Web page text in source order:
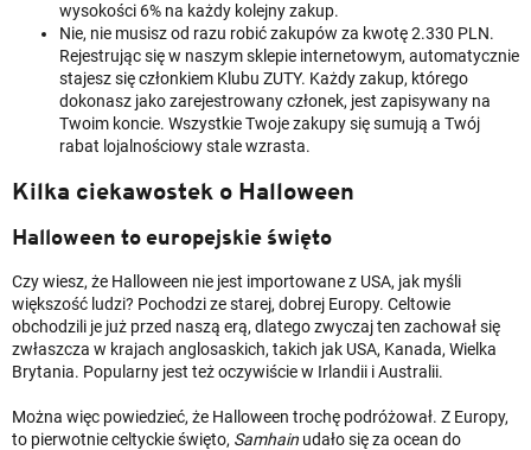
wysokości 6% na każdy kolejny zakup.
Nie, nie musisz od razu robić zakupów za kwotę 2.330 PLN.
Rejestrując się w naszym sklepie internetowym, automatycznie
stajesz się członkiem Klubu ZUTY. Każdy zakup, którego
dokonasz jako zarejestrowany członek, jest zapisywany na
Twoim koncie. Wszystkie Twoje zakupy się sumują a Twój
rabat lojalnościowy stale wzrasta.
Kilka ciekawostek o Halloween
Halloween to europejskie święto
Czy wiesz, że Halloween nie jest importowane z USA, jak myśli
większość ludzi? Pochodzi ze starej, dobrej Europy. Celtowie
obchodzili je już przed naszą erą, dlatego zwyczaj ten zachował się
zwłaszcza w krajach anglosaskich, takich jak USA, Kanada, Wielka
Brytania. Popularny jest też oczywiście w Irlandii i Australii.
Można więc powiedzieć, że Halloween trochę podróżował. Z Europy,
to pierwotnie celtyckie święto, Samhain udało się za ocean do